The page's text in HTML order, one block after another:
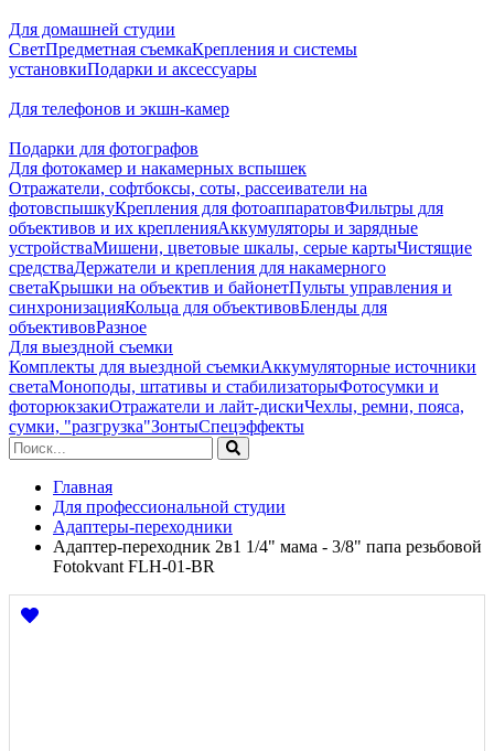
Для домашней студии
СветПредметная съемкаКрепления и системы
установкиПодарки и аксессуары
Для телефонов и экшн-камер
Подарки для фотографов
Для фотокамер и накамерных вспышек
Отражатели, софтбоксы, соты, рассеиватели на
фотовспышкуКрепления для фотоаппаратовФильтры для
объективов и их крепленияАккумуляторы и зарядные
устройстваМишени, цветовые шкалы, серые картыЧистящие
средстваДержатели и крепления для накамерного
светаКрышки на объектив и байонетПульты управления и
синхронизацияКольца для объективовБленды для
объективовРазное
Для выездной съемки
Комплекты для выездной съемкиАккумуляторные источники
светаМоноподы, штативы и стабилизаторыФотосумки и
фоторюкзакиОтражатели и лайт-дискиЧехлы, ремни, пояса,
сумки, "разгрузка"ЗонтыСпецэффекты
Главная
Для профессиональной студии
Адаптеры-переходники
Адаптер-переходник 2в1 1/4" мама - 3/8" папа резьбовой
Fotokvant FLH-01-BR